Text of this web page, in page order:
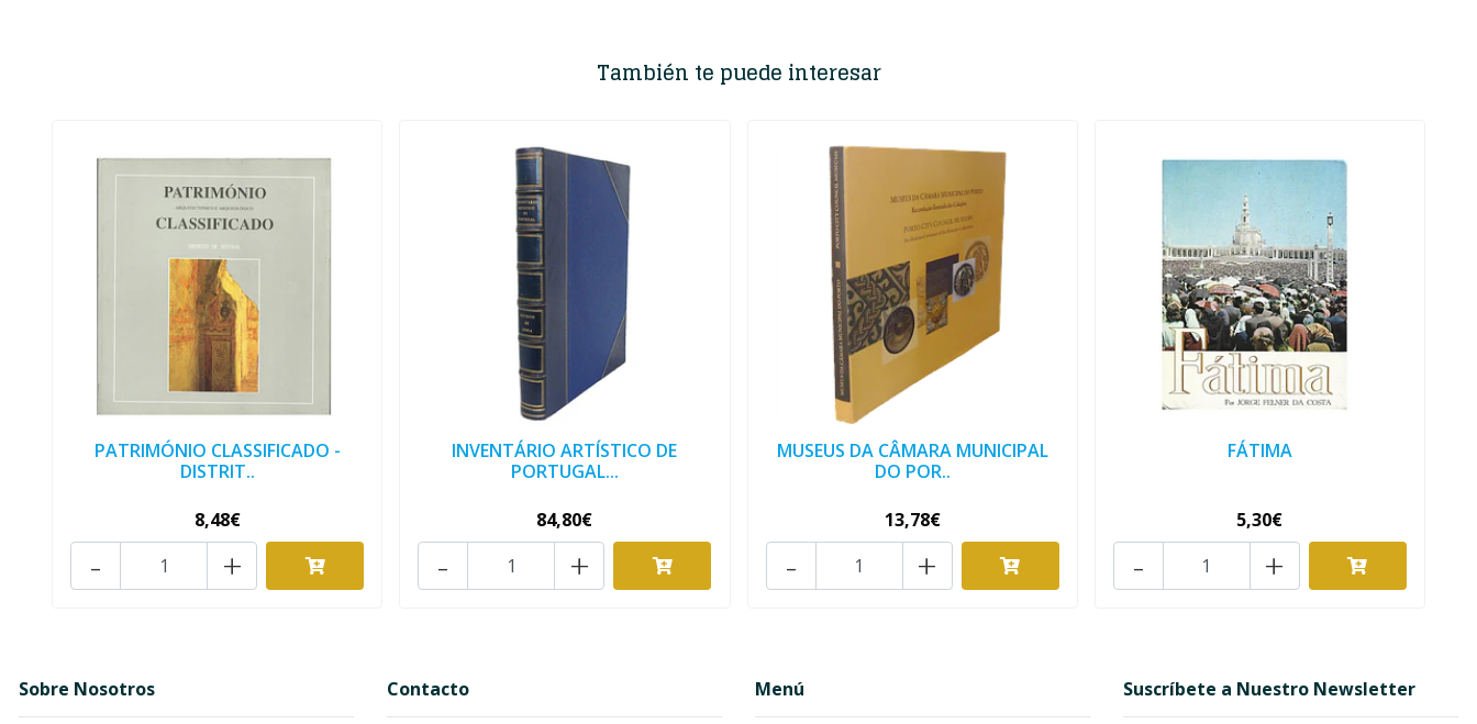
También te puede interesar
PATRIMÓNIO CLASSIFICADO -
DISTRIT..
8,48€
+
-
INVENTÁRIO ARTÍSTICO DE
PORTUGAL...
84,80€
+
-
MUSEUS DA CÂMARA MUNICIPAL
DO POR..
13,78€
+
-
FÁTIMA
5,30€
+
-
Sobre Nosotros Contacto Menú Suscríbete a Nuestro Newsletter